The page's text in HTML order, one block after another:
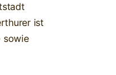
ist
sowie